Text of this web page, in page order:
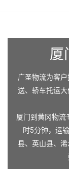
厦
广圣物流为客
送、轿车托运
厦门到黄冈物流
时5分钟，运
县、 英山县、